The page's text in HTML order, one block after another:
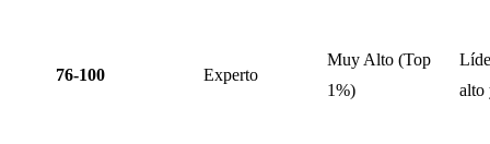
76-100 Experto
Muy Alto (Top
1%)
alto